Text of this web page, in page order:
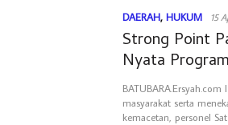
DAERAH, HUKUM 15
Strong Point
Nyata
masyarakat serta
kemacetan, personel Sat